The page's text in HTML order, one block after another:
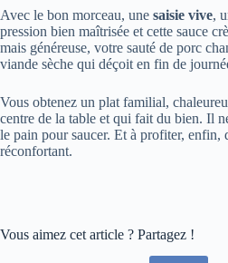
Avec le bon morceau, une saisie vive,
pression bien maîtrisée et cette sauce
mais généreuse, votre sauté de porc
viande sèche qui déçoit en fin de
Vous obtenez un plat familial,
centre de la table et qui fait du bien. Il
le pain pour saucer. Et à profiter, enfin,
réconfortant.
Vous aimez cet article ? Partagez !